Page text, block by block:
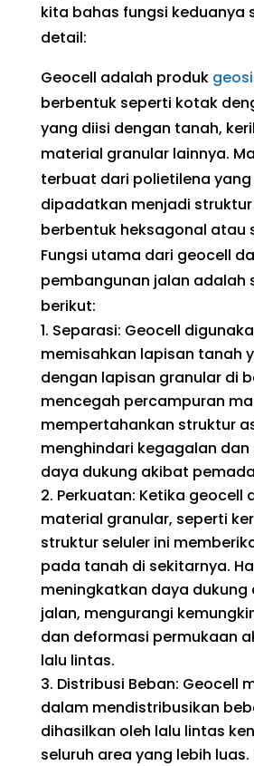
kita bahas fungsi keduanya
detail:
Geocell adalah produk
berbentuk seperti kotak
yang diisi dengan tanah,
material granular lainnya.
terbuat dari polietilena
dipadatkan menjadi struktur
berbentuk heksagonal atau
Fungsi utama dari geocell
pembangunan jalan adalah
berikut:
Separasi: Geocell
memisahkan lapisan tanah
dengan lapisan granular di
mencegah percampuran
mempertahankan struktur
menghindari kegagalan dan
daya dukung akibat
Perkuatan: Ketika geocell
material granular, seperti
struktur seluler ini
pada tanah di sekitarnya.
meningkatkan daya
jalan, mengurangi
dan deformasi permukaan
lalu lintas.
Distribusi Beban: Geocell
dalam mendistribusikan
dihasilkan oleh lalu lintas
seluruh area yang lebih